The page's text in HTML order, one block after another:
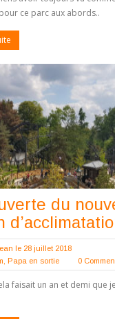
ce parc aux abords..
du
le 28 juillet 2018
Papa en sortie 0
faisait un an et demi que